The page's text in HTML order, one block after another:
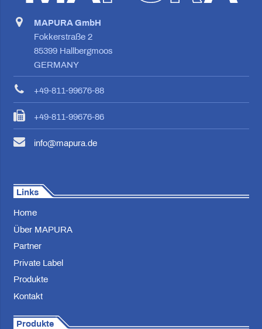
MAPURA GmbH
Fokkerstraße 2
85399 Hallbergmoos
GERMANY
+49-811-99676-88
+49-811-99676-86
info@mapura.de
Links
Home
Über MAPURA
Partner
Private Label
Produkte
Kontakt
Produkte